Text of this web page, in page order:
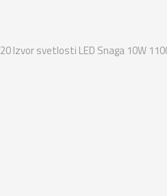
Izvor svetlosti LED Snaga 10W